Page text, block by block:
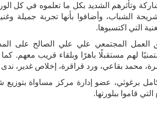
وتأثرهم الشديد بكل ما تعلموه في كل
الشباب، وأضافوا بأنها تجربة جميلة
التي اكتسبوها.
العمل المجتمعي علي علي الصالح على
لهم مستقبلًا باهرًا وبلقاء قريب معهم.
محمد بقاعي، ورد قراقرة، إخلاص غدير، ندى
برغوثي، عضو إدارة مركز مساواة بتوزيع
قاموا ببلورتها.